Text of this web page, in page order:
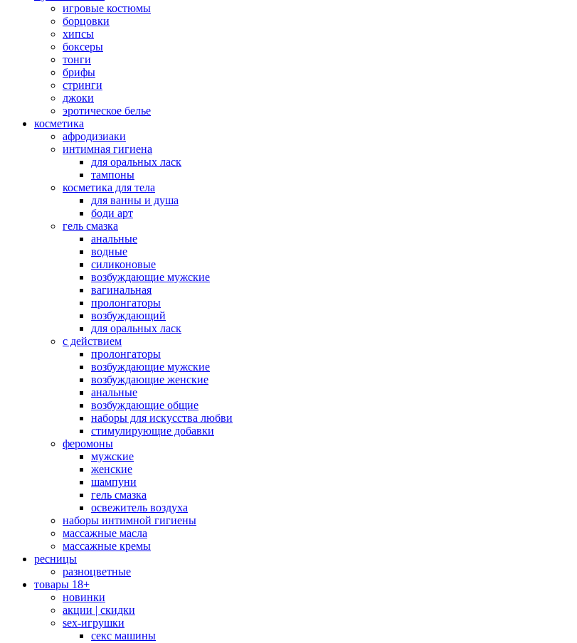
игровые костюмы
борцовки
хипсы
боксеры
тонги
брифы
стринги
джоки
эротическое белье
косметика
афродизиаки
интимная гигиена
для оральных ласк
тампоны
косметика для тела
для ванны и душа
боди арт
гель смазка
анальные
водные
силиконовые
возбуждающие мужские
вагинальная
пролонгаторы
возбуждающий
для оральных ласк
с действием
пролонгаторы
возбуждающие мужские
возбуждающие женские
анальные
возбуждающие общие
наборы для искусства любви
стимулирующие добавки
феромоны
мужские
женские
шампуни
гель смазка
освежитель воздуха
наборы интимной гигиены
массажные масла
массажные кремы
ресницы
разноцветные
товары 18+
новинки
акции | скидки
sex-игрушки
секс машины